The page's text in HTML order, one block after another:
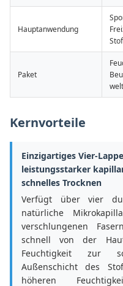
Hauptanwendung
Paket
Kernvorteile
Einzigartiges Vier-
leistungsstarker
schnelles Trocknen
Verfügt über vier
natürliche
verschlungenen
schnell von der
Feuchtigkeit zur
Außenschicht des
höheren